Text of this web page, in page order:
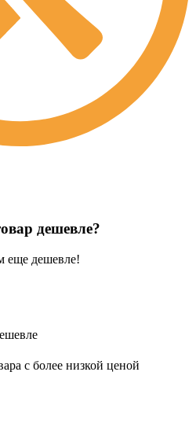
дешевле?
еще дешевле!
с более низкой ценой